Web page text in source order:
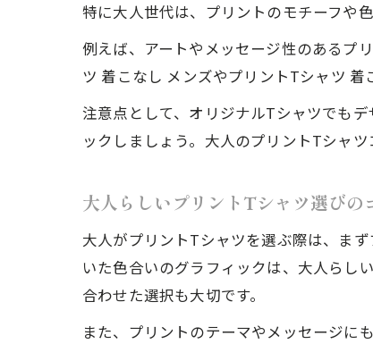
特に大人世代は、プリントのモチーフや
例えば、アートやメッセージ性のあるプ
ツ 着こなし メンズやプリントTシャツ 着
注意点として、オリジナルTシャツでも
ックしましょう。大人のプリントTシャ
大人らしいプリントTシャツ選びの
大人がプリントTシャツを選ぶ際は、ま
いた色合いのグラフィックは、大人らし
合わせた選択も大切です。
また、プリントのテーマやメッセージに